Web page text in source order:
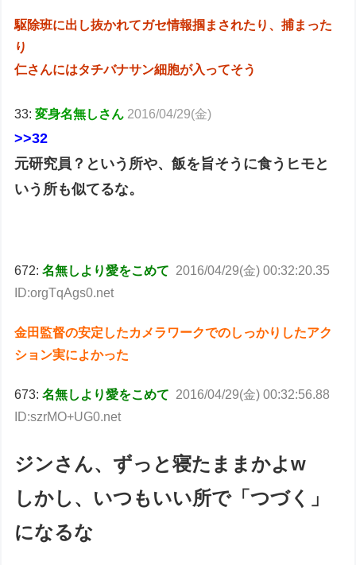
駆除班に出し抜かれてガセ情報掴まされたり、捕まった
り
仁さんにはタチバナサン細胞が入ってそう
33:変身名無しさん 2016/04/29(金)
>>32
元研究員？という所や、飯を旨そうに食うヒモと
いう所も似てるな。
672:名無しより愛をこめて 2016/04/29(金) 00:32:20.35
ID:orgTqAgs0.net
金田監督の安定したカメラワークでのしっかりしたアク
ション実によかった
673:名無しより愛をこめて 2016/04/29(金) 00:32:56.88
ID:szrMO+UG0.net
ジンさん、ずっと寝たままかよw
しかし、いつもいい所で「つづく」
になるな